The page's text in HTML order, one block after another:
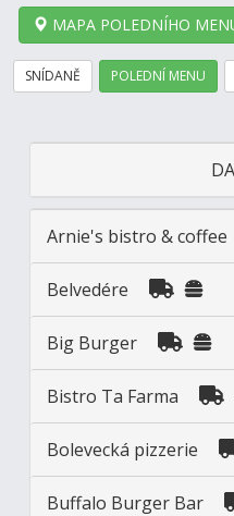
MAPA POLEDNÍHO
SNÍDANĚ POLEDNÍ MENU
Arnie's bistro & coffee
Belvedére
Big Burger
Bistro Ta Farma
Bolevecká pizzerie
Buffalo Burger Bar